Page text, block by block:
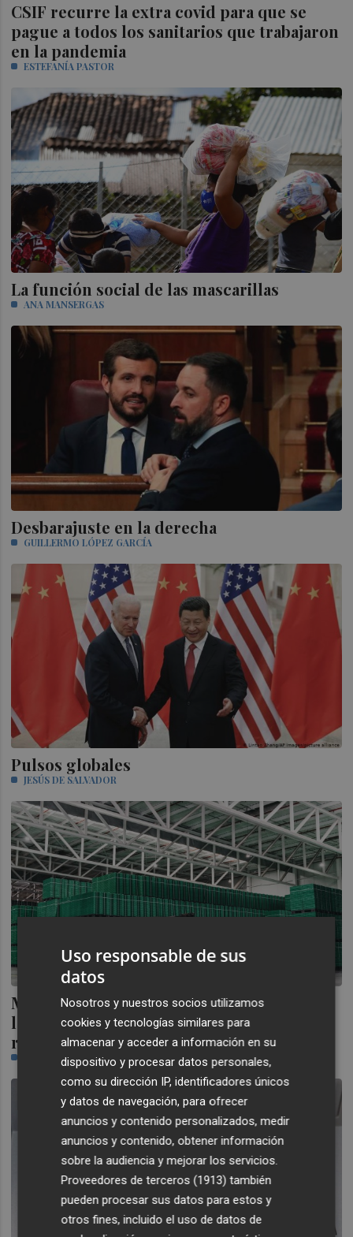
CSIF recurre la extra covid para que se
pague a todos los sanitarios que trabajaron
en la pandemia
ESTEFANÍA PASTOR
La función social de las mascarillas
ANA MANSERGAS
Desbarajuste en la derecha
GUILLERMO LÓPEZ GARCÍA
Pulsos globales
JESÚS DE SALVADOR
Mercadona consolida su modelo de
logística sostenible tras 25 años de
relación con Logifruit
CASTELLÓN PLAZA
Uso responsable de sus
datos
Nosotros y nuestros socios utilizamos
cookies y tecnologías similares para
almacenar y acceder a información en su
dispositivo y procesar datos personales,
como su dirección IP, identificadores únicos
y datos de navegación, para ofrecer
anuncios y contenido personalizados, medir
anuncios y contenido, obtener información
sobre la audiencia y mejorar los servicios.
Proveedores de terceros (1913) también
pueden procesar sus datos para estos y
otros fines, incluido el uso de datos de